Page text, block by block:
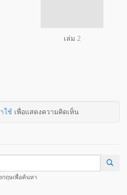
เล่ม 2
ใช้เพื่อแสดงความคิดเห็น
กฤษเพื่อค้นหา